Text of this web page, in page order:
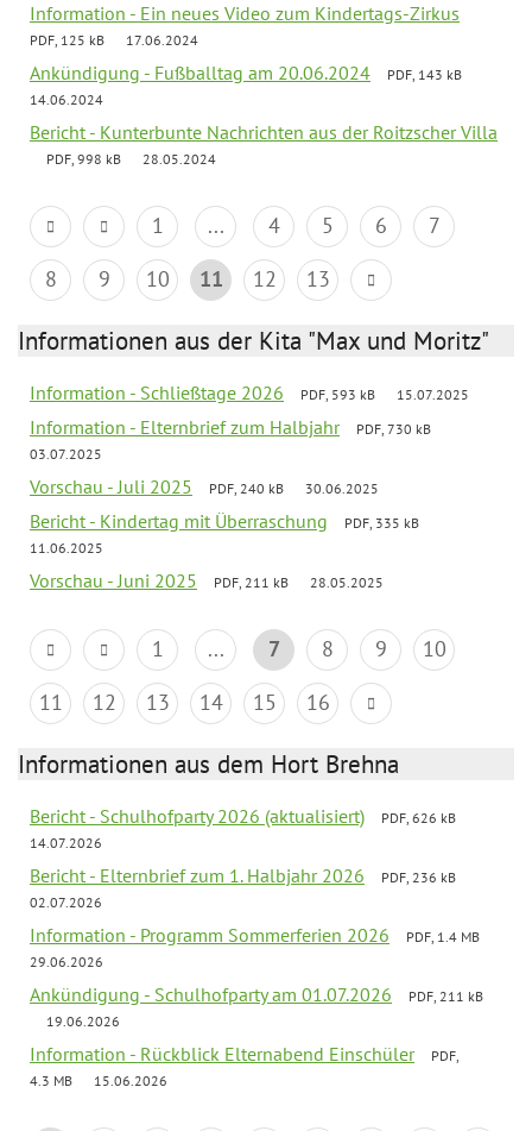
Information - Ein neues Video zum Kindertags-Zirkus
PDF, 125 kB 17.06.2024
Ankündigung - Fußballtag am 20.06.2024
PDF, 143 kB
14.06.2024
Bericht - Kunterbunte Nachrichten aus der Roitzscher Villa
PDF, 998 kB 28.05.2024
1 ... 4 5 6
7
8
9 10 11 12 13
Informationen aus der Kita "Max und Moritz"
Information - Schließtage 2026 PDF, 593 kB 15.07.2025
Information - Elternbrief zum Halbjahr
PDF, 730 kB
03.07.2025
Vorschau - Juli 2025 PDF, 240 kB 30.06.2025
Bericht - Kindertag mit Überraschung
PDF, 335 kB
11.06.2025
Vorschau - Juni 2025 PDF, 211 kB 28.05.2025
1 ... 7 8 9
10
11
12 13 14 15 16
Informationen aus dem Hort Brehna
Bericht - Schulhofparty 2026 (aktualisiert)
PDF, 626 kB
14.07.2026
Bericht - Elternbrief zum 1. Halbjahr 2026
PDF, 236 kB
02.07.2026
Information - Programm Sommerferien 2026
PDF, 1.4 MB
29.06.2026
Ankündigung - Schulhofparty am 01.07.2026
PDF, 211 kB
19.06.2026
Information - Rückblick Elternabend Einschüler
PDF,
4.3 MB
15.06.2026